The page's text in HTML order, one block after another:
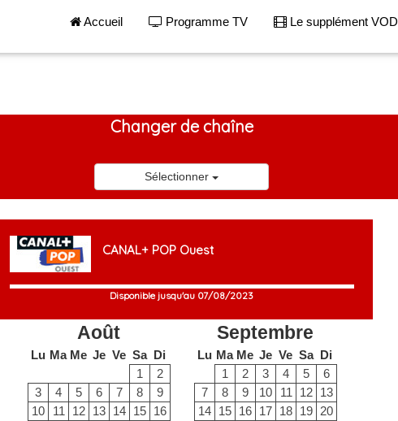
Accueil Programme TV Le supplément VOD
Changer de chaîne
Sélectionner
CANAL+ POP Ouest
Disponible jusqu'au 07/08/2023
Août
Lu Ma Me Je Ve Sa Di
1
2
3
4 5 6 7 8
9
10
11 12 13 14 15 16
Septembre
Lu Ma Me Je Ve Sa Di
1
2 3 4 5
6
7
8 9 10 11 12 13
14 15 16 17 18 19 20